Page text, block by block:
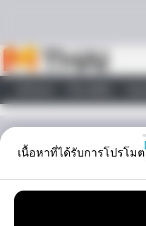
ไลฟ์สไตล์
ดูดวง
อาหารจานไ
เนื้อหาที่ได้รับการโปรโมต